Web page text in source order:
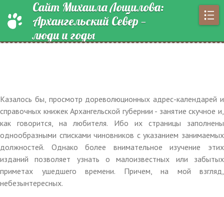
Сайт Михаила Лощилова:
Архангельский Север —
люди и годы
Казалось бы, просмотр дореволюционных адрес-календарей и
справочных книжек Архангельской губернии - занятие скучное и,
как говорится, на любителя. Ибо их страницы заполнены
однообразными списками чиновников с указанием занимаемых
должностей. Однако более внимательное изучение этих
изданий позволяет узнать о малоизвестных или забытых
приметах ушедшего времени. Причем, на мой взгляд,
небезынтересных.